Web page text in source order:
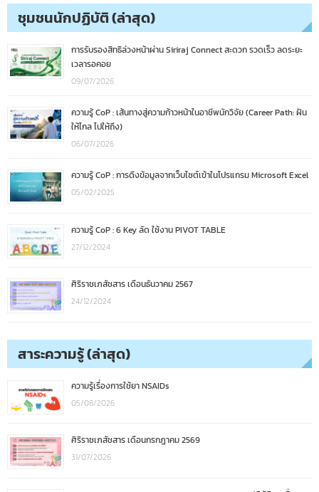
ชุมชนนักปฏิบัติ (ล่าสุด)
การรับรองสิทธิล่วงหน้าผ่าน Siriraj Connect สะดวก รวดเร็ว ลดระยะ
เวลารอคอย
09/07/2026
ความรู้ CoP : เส้นทางสู่ความก้าวหน้าในอาชีพนักวิจัย (Career Path: ฝัน
ให้ไกล ไปให้ถึง)
06/07/2026
ความรู้ CoP : การดึงข้อมูลจากเว็บไซต์เข้าในโปรแกรม Microsoft Excel
05/02/2025
ความรู้ CoP : 6 Key ลัด ใช้งาน PIVOT TABLE
27/12/2024
ศิริราชเภสัชสาร เดือนธันวาคม 2567
24/12/2024
สาระความรู้ (ล่าสุด)
ความรู้เรื่องการใช้ยา NSAIDs
05/08/2026
ศิริราชเภสัชสาร เดือนกรกฎาคม 2569
31/07/2026